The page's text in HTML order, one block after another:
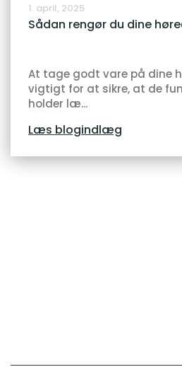
1. april, 2025
Sådan rengør du dine
At tage godt vare på dine
vigtigt for at sikre, at de
holder læ...
Læs blogindlæg